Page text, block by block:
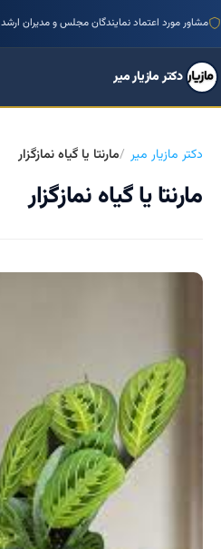
مشاور مورد اعتماد نمایندگان مجلس و مدیران ارشد
دکتر مازیار میر
دکتر مازیار میر مارنتا یا گیاه نمازگزار
مارنتا یا گیاه نمازگزار